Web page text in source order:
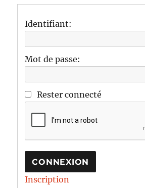
Identifiant:
Mot de passe:
Rester connecté
CONNEXION
Inscription